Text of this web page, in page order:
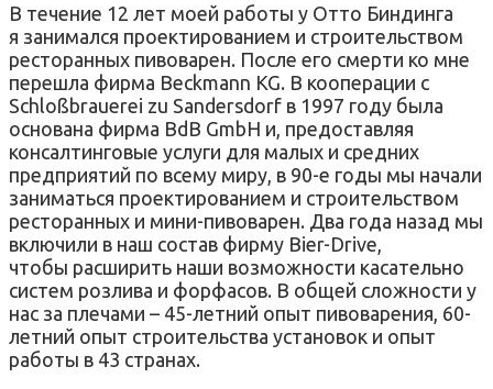
В течение 12 лет моей работы у Отто Биндинга
я занимался проектированием и строительством
ресторанных пивоварен. После его смерти ко мне
перешла фирма Beckmann KG. В кооперации с
Schloßbrauerei zu Sandersdorf в 1997 году была
основана фирма BdB GmbH и, предоставляя
консалтинговые услуги для малых и средних
предприятий по всему миру, в 90-е годы мы начали
заниматься проектированием и строительством
ресторанных и мини-пивоварен. Два года назад мы
включили в наш состав фирму Bier-Drive,
чтобы расширить наши возможности касательно
систем розлива и форфасов. В общей сложности у
нас за плечами – 45-летний опыт пивоварения, 60-
летний опыт строительства установок и опыт
работы в 43 странах.